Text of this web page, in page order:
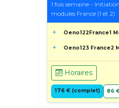
1 fois semaine -
modules France (1 et 2)
Oeno122France1
Oeno123 France2
Horaires
176 € (complet) 86